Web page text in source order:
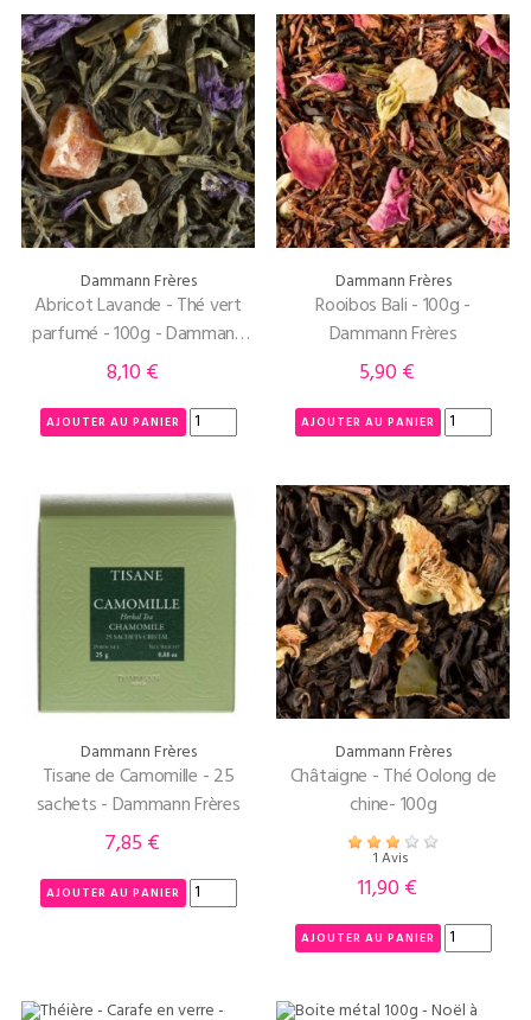
Dammann Frères
Abricot Lavande - Thé vert
parfumé - 100g - Dammann
Frères
Prix
8,10 €
AJOUTER AU PANIER
Dammann Frères
Rooibos Bali - 100g -
Dammann Frères
Prix
5,90 €
AJOUTER AU PANIER
Dammann Frères
Tisane de Camomille - 25
sachets - Dammann Frères
Prix
7,85 €
AJOUTER AU PANIER
Dammann Frères
Châtaigne - Thé Oolong de
chine- 100g
1 Avis
Prix
11,90 €
AJOUTER AU PANIER